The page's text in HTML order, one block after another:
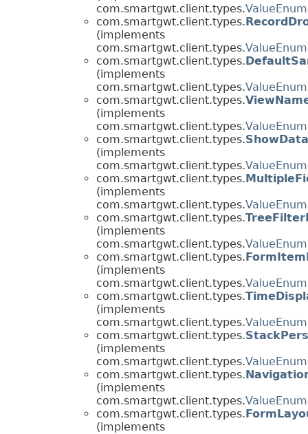
com.smartgwt.client.types.ValueEnum
com.smartgwt.client.types.
(implements
com.smartgwt.client.types.ValueEnum
com.smartgwt.client.types.
(implements
com.smartgwt.client.types.ValueEnum
com.smartgwt.client.types.
(implements
com.smartgwt.client.types.ValueEnum
com.smartgwt.client.types.
(implements
com.smartgwt.client.types.ValueEnum
com.smartgwt.client.types.
(implements
com.smartgwt.client.types.ValueEnum
com.smartgwt.client.types.
(implements
com.smartgwt.client.types.ValueEnum
com.smartgwt.client.types.
(implements
com.smartgwt.client.types.ValueEnum
com.smartgwt.client.types.
(implements
com.smartgwt.client.types.ValueEnum
com.smartgwt.client.types.
(implements
com.smartgwt.client.types.ValueEnum
com.smartgwt.client.types.
(implements
com.smartgwt.client.types.ValueEnum
com.smartgwt.client.types.
(implements